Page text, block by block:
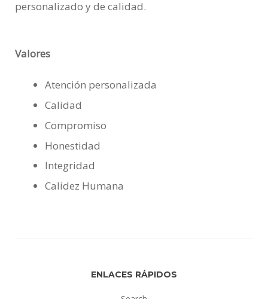
personalizado y de calidad.
Valores
Atención personalizada
Calidad
Compromiso
Honestidad
Integridad
Calidez Humana
ENLACES RÁPIDOS